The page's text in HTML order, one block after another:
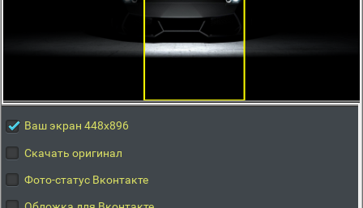
Ваш экран 448x896
Скачать оригинал
Фото-статус Вконтакте